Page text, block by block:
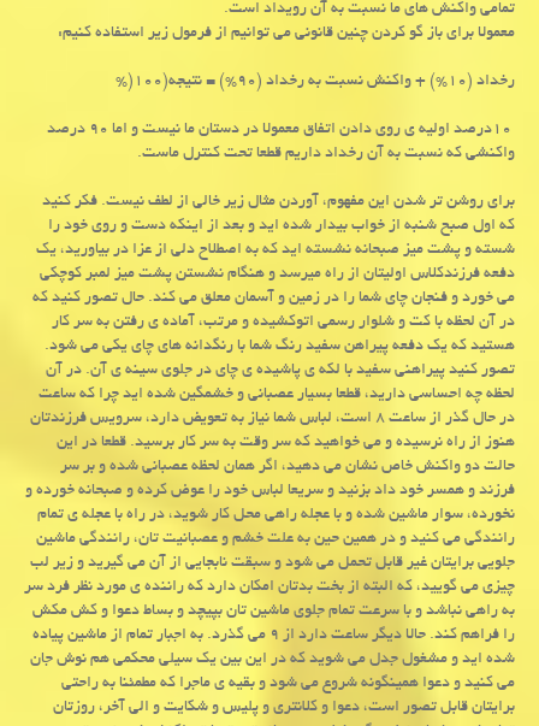
تمامی واکنش های ما نسبت به آن رویداد است.
معمولا برای باز گو کردن چنین قانونی می توانیم از فرمول زیر استفاده کنیم:
رخداد (۱۰%) + واکنش نسبت به رخداد (۹۰%) = نتیجه(۱۰۰ %)
۱۰
درصد اولیه ی روی دادن اتفاق معمولا در دستان ما نیست و اما ۹۰ درصد
واکنشی که نسبت به آن رخداد داریم قطعا تحت کنترل ماست.
برای روشن تر شدن این مفهوم، آوردن مثال زیر خالی از لطف نیست. فکر کنید
که اول صبح شنبه از خواب بیدار شده اید و بعد از اینکه دست و روی خود را
شسته و پشت میز صبحانه نشسته اید که به اصطلاح دلی از عزا در بیاورید، یک
دفعه فرزندکلاس اولیتان از راه میرسد و هنگام نشستن پشت میز لمبر کوچکی
می خورد و فنجان چای شما را در زمین و آسمان معلق می کند. حال تصور کنید که
در آن لحظه با کت و شلوار رسمی اتوکشیده و مرتب، آماده ی رفتن به سر کار
هستید که یک دفعه پیراهن سفید رنگ شما با رنگدانه های چای یکی می شود.
تصور کنید پیراهنی سفید با لکه ی پاشیده ی چای در جلوی سینه ی آن. در آن
لحظه چه احساسی دارید، قطعا بسیار عصبانی و خشمگین شده اید چرا که ساعت
در حال گذر از ساعت ۸ است، لباس شما نیاز به تعویض دارد، سرویس فرزندتان
هنوز از راه نرسیده و می خواهید که سر وقت به سر کار برسید. قطعا در این
حالت دو واکنش خاص نشان می دهید، اگر همان لحظه عصبانی شده و بر سر
فرزند و همسر خود داد بزنید و سریعا لباس خود را عوض کرده و صبحانه خورده و
نخورده، سوار ماشین شده و با عجله راهی محل کار شوید، در راه با عجله ی تمام
رانندگی می کنید و در همین حین به علت خشم و عصبانیت تان، رانندگی ماشین
جلویی برایتان غیر قابل تحمل می شود و سبقت نابجایی از آن می گیرید و زیر لب
چیزی می گویید، که البته از بخت بدتان امکان دارد که راننده ی مورد نظر فرد سر
به راهی نباشد و با سرعت تمام جلوی ماشین تان بپیچد و بساط دعوا و کش مکش
را فراهم کند. حالا دیگر ساعت دارد از ۹ می گذرد. به اجبار تمام از ماشین پیاده
شده اید و مشغول جدل می شوید که در این بین یک سیلی محکمی هم نوش جان
می کنید و دعوا همینگونه شروع می شود و بقیه ی ماجرا که مطمئنا به راحتی
برایتان قابل تصور است، دعوا و کلانتری و پلیس و شکایت و الی آخر، روزتان